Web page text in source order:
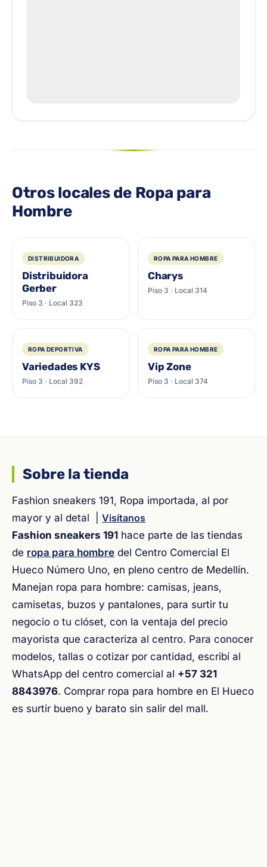
Otros locales de Ropa para
Hombre
DISTRIBUIDORA
Distribuidora
Gerber
Piso 3 · Local 323
ROPA PARA HOMBRE
Charys
Piso 3 · Local 314
ROPA DEPORTIVA
Variedades KYS
Piso 3 · Local 392
ROPA PARA HOMBRE
Vip Zone
Piso 3 · Local 374
Sobre la tienda
Fashion sneakers 191, Ropa importada, al por
mayor y al detal | Visítanos
Fashion sneakers 191 hace parte de las tiendas
de ropa para hombre del Centro Comercial El
Hueco Número Uno, en pleno centro de Medellín.
Manejan ropa para hombre: camisas, jeans,
camisetas, buzos y pantalones, para surtir tu
negocio o tu clóset, con la ventaja del precio
mayorista que caracteriza al centro. Para conocer
modelos, tallas o cotizar por cantidad, escribí al
WhatsApp del centro comercial al +57 321
8843976. Comprar ropa para hombre en El Hueco
es surtir bueno y barato sin salir del mall.